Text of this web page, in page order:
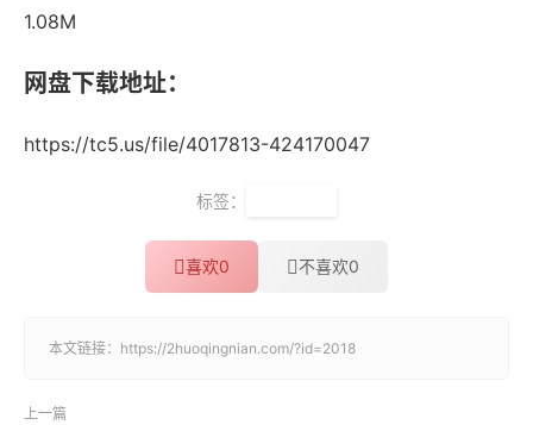
1.08M
网盘下载地址：
https://tc5.us/file/4017813-424170047
标签：
喜欢0 不喜欢0
本文链接： https://2huoqingnian.com/?id=2018
上一篇